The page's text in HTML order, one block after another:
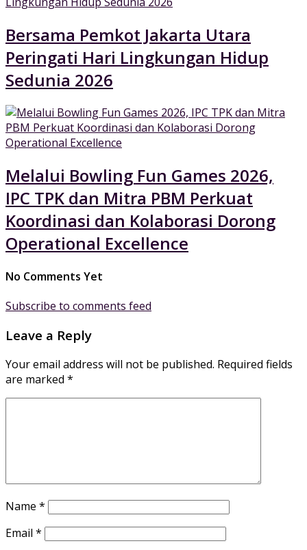
Bersama Pemkot Jakarta Utara
Peringati Hari Lingkungan Hidup
Sedunia 2026
Melalui Bowling Fun Games 2026,
IPC TPK dan Mitra PBM Perkuat
Koordinasi dan Kolaborasi Dorong
Operational Excellence
No Comments Yet
Subscribe to comments feed
Leave a Reply
Your email address will not be published. Required fields
are marked *
Name *
Email *